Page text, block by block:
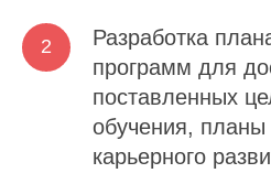
Разработка
программ для
поставленных
обучения,
карьерного